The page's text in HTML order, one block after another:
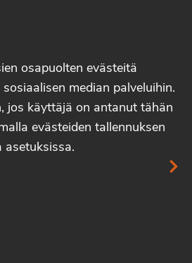
osapuolten evästeitä
median palveluihin.
jos käyttäjä on antanut tähän
evästeiden tallennuksen
asetuksissa.